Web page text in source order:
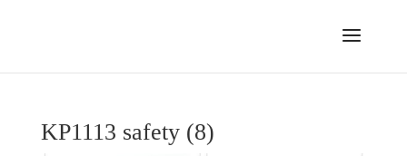
KP1113 safety (8)